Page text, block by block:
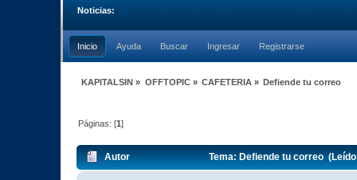
Noticias:
Inicio Ayuda Buscar Ingresar Registrarse
KAPITALSIN » OFFTOPIC» CAFETERIA» Defiende tu correo
Páginas: [1]
Autor Tema: Defiende tu correo